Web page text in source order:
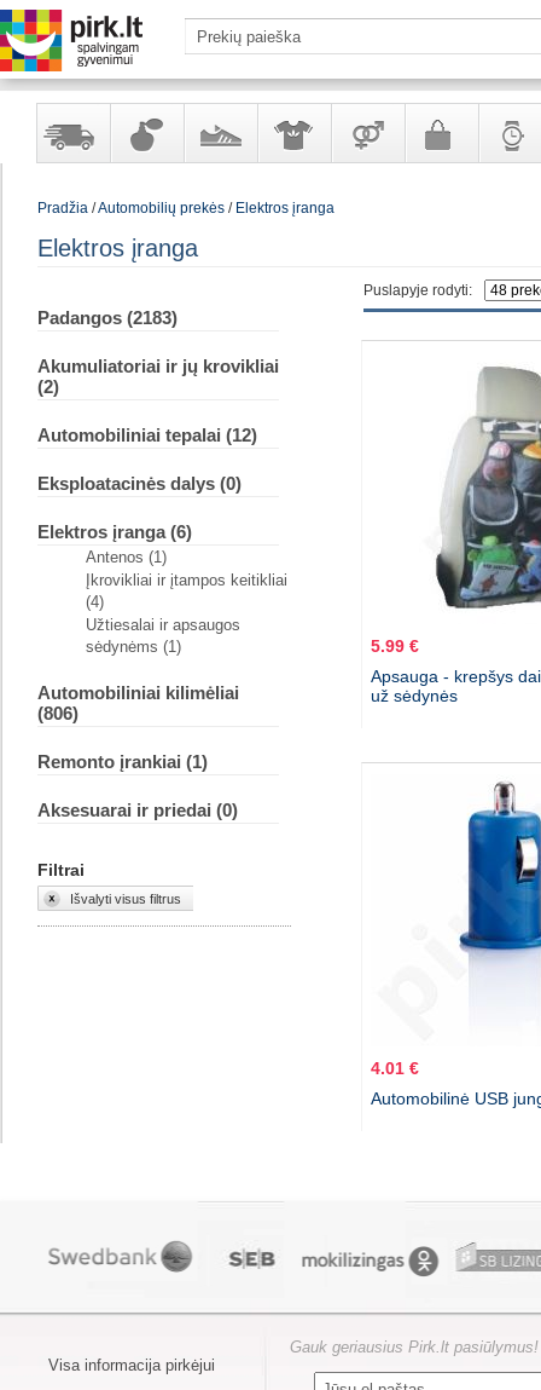
Yra
Kvepalai
kosmetika
AvalynėAprangaPrekės
Pradžia/Automobilių prekės/ Elektros įranga
Elektros įranga
Puslapyje rodyti:
Padangos (2183)
Akumuliatoriai ir jų krovikliai
(2)
Automobiliniai tepalai (12)
Eksploatacinės dalys (0)
Elektros įranga (6)
Antenos (1)
Įkrovikliai ir įtampos keitikliai
(4)
Užtiesalai ir apsaugos
sėdynėms (1)
Automobiliniai kilimėliai
(806)
Remonto įrankiai (1)
Aksesuarai ir priedai (0)
Filtrai
Išvalyti visus filtrus
5.99 €
Apsauga - krepšys
už sėdynės
4.01 €
Automobilinė USB
Visa informacija pirkėjui
Gauk geriausius Pirk.lt pasiūlymus!